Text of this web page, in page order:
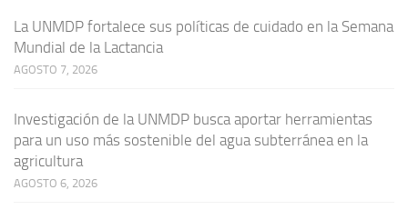
La UNMDP fortalece sus políticas de cuidado en la Semana
Mundial de la Lactancia
AGOSTO 7, 2026
Investigación de la UNMDP busca aportar herramientas
para un uso más sostenible del agua subterránea en la
agricultura
AGOSTO 6, 2026